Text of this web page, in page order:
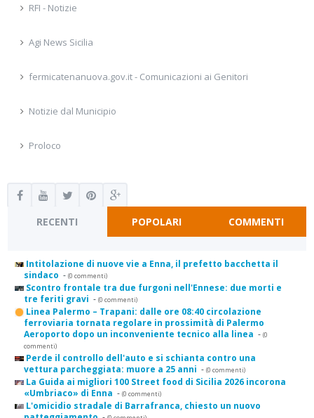
RFI - Notizie
Agi News Sicilia
fermicatenanuova.gov.it - Comunicazioni ai Genitori
Notizie dal Municipio
Proloco
RECENTI POPOLARI COMMENTI
Intitolazione di nuove vie a Enna, il prefetto bacchetta il
sindaco - (0 commenti)
Scontro frontale tra due furgoni nell'Ennese: due morti e
tre feriti gravi - (0 commenti)
Linea Palermo – Trapani: dalle ore 08:40 circolazione
ferroviaria tornata regolare in prossimità di Palermo
Aeroporto dopo un inconveniente tecnico alla linea - (0
commenti)
Perde il controllo dell'auto e si schianta contro una
vettura parcheggiata: muore a 25 anni - (0 commenti)
La Guida ai migliori 100 Street food di Sicilia 2026 incorona
«Umbriaco» di Enna - (0 commenti)
L'omicidio stradale di Barrafranca, chiesto un nuovo